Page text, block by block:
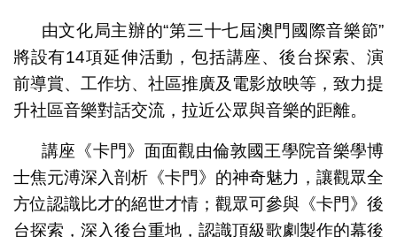
由文化局主辦的“第三十七屆澳門國際音樂節”
將設有14項延伸活動，包括講座、後台探索、演
前導賞、工作坊、社區推廣及電影放映等，致力提
升社區音樂對話交流，拉近公眾與音樂的距離。
講座《卡門》面面觀由倫敦國王學院音樂學博
士焦元溥深入剖析《卡門》的神奇魅力，讓觀眾全
方位認識比才的絕世才情；觀眾可參與《卡門》後
台探索，深入後台重地，認識頂級歌劇製作的幕後